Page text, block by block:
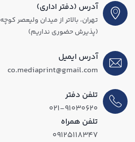
آدرس (دفتر اداری)
(پذیرش حضوری نداریم)
آدرس ایمیل
co.mediaprint@gmail.com
تلفن دفتر
۰۲۱-۹۱۰۳۰۶۲۰
تلفن همراه
۰۹۱۲۵۱۱۸۳۴۷